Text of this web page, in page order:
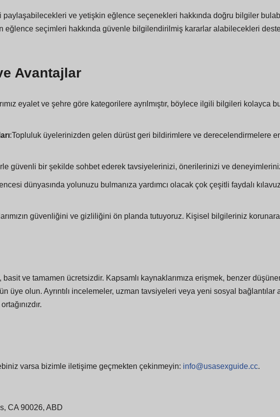
paylaşabilecekleri ve yetişkin eğlence seçenekleri hakkında doğru bilgiler
eğlence seçimleri hakkında güvenle bilgilendirilmiş kararlar alabilecekleri
Avantajlar
eyalet ve şehre göre kategorilere ayrılmıştır, böylece ilgili bilgileri kolayca
:Topluluk üyelerinizden gelen dürüst geri bildirimlere ve derecelendirmelere
güvenli bir şekilde sohbet ederek tavsiyelerinizi, önerilerinizi ve
dünyasında yolunuzu bulmanıza yardımcı olacak çok çeşitli faydalı
güvenliğini ve gizliliğini ön planda tutuyoruz. Kişisel bilgileriniz
basit ve tamamen ücretsizdir. Kapsamlı kaynaklarımıza erişmek, benzer
üye olun. Ayrıntılı incelemeler, uzman tavsiyeleri veya yeni sosyal
varsa bizimle iletişime geçmekten çekinmeyin: info@usasexguide.cc.
CA 90026, ABD